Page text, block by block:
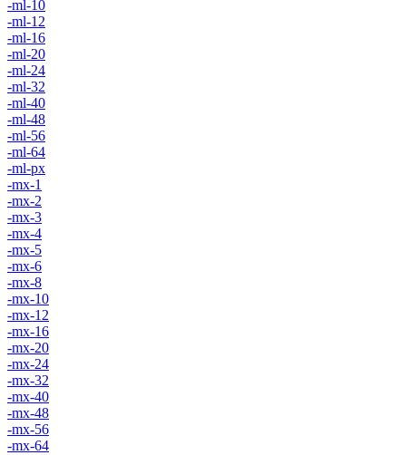
-ml-10
-ml-12
-ml-16
-ml-20
-ml-24
-ml-32
-ml-40
-ml-48
-ml-56
-ml-64
-ml-px
-mx-1
-mx-2
-mx-3
-mx-4
-mx-5
-mx-6
-mx-8
-mx-10
-mx-12
-mx-16
-mx-20
-mx-24
-mx-32
-mx-40
-mx-48
-mx-56
-mx-64